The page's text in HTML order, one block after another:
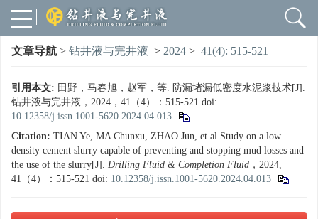
文章导航 > 钻井液与完井液 > 2024 > 41(4): 515-521
引用本文: 田野，马春旭，赵军，等. 防漏堵漏低密度水泥浆技术[J].
钻井液与完井液，2024，41（4）：515-521 doi:
10.12358/j.issn.1001-5620.2024.04.013
Citation: TIAN Ye, MA Chunxu, ZHAO Jun, et al.Study on a low
density cement slurry capable of preventing and stopping mud losses and
the use of the slurry[J]. Drilling Fluid & Completion Fluid ，2024,
41（4）：515-521 doi: 10.12358/j.issn.1001-5620.2024.04.013